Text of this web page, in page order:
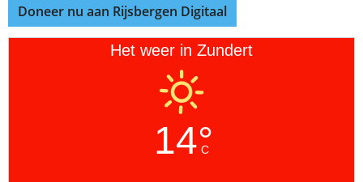
Doneer nu aan Rijsbergen Digitaal
Het weer in Zundert
14°
C